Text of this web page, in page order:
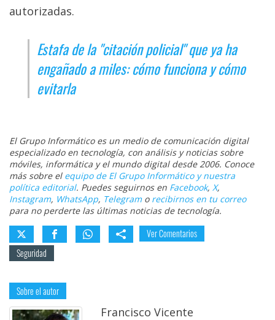
autorizadas.
Estafa de la "citación policial" que ya ha
engañado a miles: cómo funciona y cómo
evitarla
El Grupo Informático es un medio de comunicación digital
especializado en tecnología, con análisis y noticias sobre
móviles, informática y el mundo digital desde 2006. Conoce
más sobre el equipo de El Grupo Informático y nuestra
política editorial. Puedes seguirnos en Facebook, X,
Instagram, WhatsApp, Telegramo recibirnos en tu correo
para no perderte las últimas noticias de tecnología.
Ver Comentarios
Seguridad
Sobre el autor
Francisco Vicente